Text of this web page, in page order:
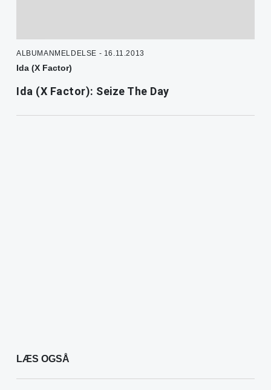
ALBUMANMELDELSE - 16.11.2013
Ida (X Factor)
Ida (X Factor): Seize The Day
LÆS OGSÅ